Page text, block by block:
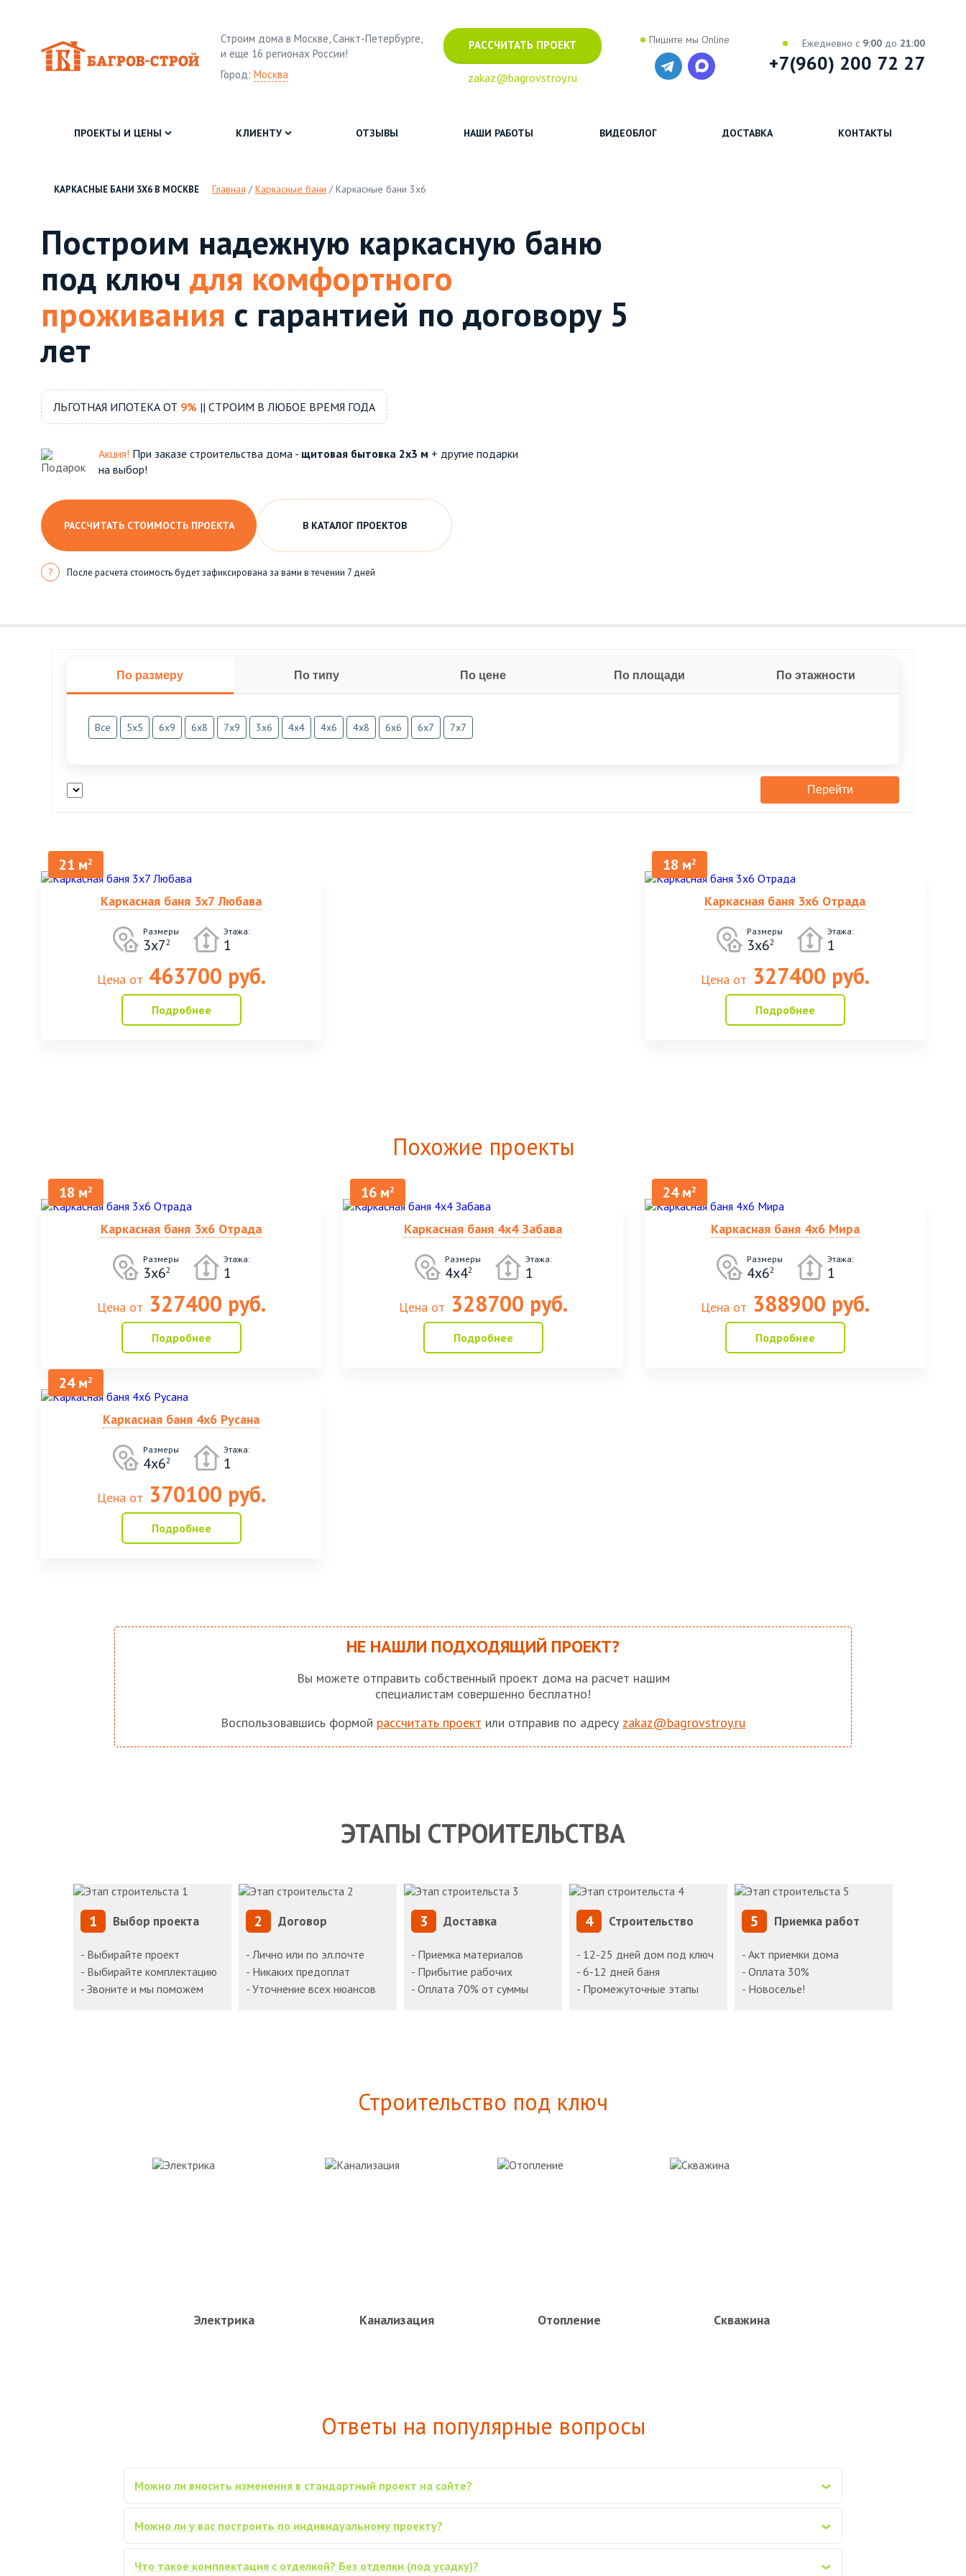
Строим дома в Москве, Санкт-Петербурге,
и еще 16 регионах России!
Город: Москва
РАССЧИТАТЬ ПРОЕКТ
zakaz@bagrovstroy.ru
Пишите мы Online Ежедневно с 9:00 до 21:00
+7(960) 200 72 27
ПРОЕКТЫ И ЦЕНЫ КЛИЕНТУ ОТЗЫВЫ НАШИ РАБОТЫ ВИДЕОБЛОГ ДОСТАВКА КОНТАКТЫ
КАРКАСНЫЕ БАНИ 3Х6 В МОСКВЕ Главная /Каркасные бани /Каркасные бани 3х6
Построим надежную каркасную баню
под ключ для комфортного
проживания с гарантией по договору 5
лет
ЛЬГОТНАЯ ИПОТЕКА ОТ 9% || СТРОИМ В ЛЮБОЕ ВРЕМЯ ГОДА
Акция! При заказе строительства дома - щитовая бытовка 2х3 м + другие подарки
на выбор!
РАССЧИТАТЬ СТОИМОСТЬ ПРОЕКТА В КАТАЛОГ ПРОЕКТОВ
? После расчета стоимость будет зафиксирована за вами в течении 7 дней
По размеру По типу По цене По площади По этажности
Все 5х5 6х9 6х8 7х9 3х6 4х4 4х6 4х8 6х6 6х7 7х7
Перейти
21 м2
Каркасная баня 3х7 Любава
Размеры
3х72
Этажа:
1
Цена от 463700 руб.
Подробнее
18 м2
Каркасная баня 3х6 Отрада
Размеры
3х62
Этажа:
1
Цена от 327400 руб.
Подробнее
Похожие проекты
18 м2
Каркасная баня 3х6 Отрада
Размеры
3х62
Этажа:
1
Цена от 327400 руб.
Подробнее
16 м2
Каркасная баня 4х4 Забава
Размеры
4х42
Этажа:
1
Цена от 328700 руб.
Подробнее
24 м2
Каркасная баня 4х6 Мира
Размеры
4х62
Этажа:
1
Цена от 388900 руб.
Подробнее
24 м2
Каркасная баня 4х6 Русана
Размеры
4х62
Этажа:
1
Цена от 370100 руб.
Подробнее
НЕ НАШЛИ ПОДХОДЯЩИЙ ПРОЕКТ?
Вы можете отправить собственный проект дома на расчет нашим
специалистам совершенно бесплатно!
Воспользовавшись формой рассчитать проект или отправив по адресу zakaz@bagrovstroy.ru
ЭТАПЫ СТРОИТЕЛЬСТВА
1 Выбор проекта
- Выбирайте проект
- Выбирайте комплектацию
- Звоните и мы поможем
2 Договор
- Лично или по эл.почте
- Никаких предоплат
- Уточнение всех нюансов
3 Доставка
- Приемка материалов
- Прибытие рабочих
- Оплата 70% от суммы
4 Строительство
- 12-25 дней дом под ключ
- 6-12 дней баня
- Промежуточные этапы
5 Приемка работ
- Акт приемки дома
- Оплата 30%
- Новоселье!
Строительство под ключ
Электрика Канализация Отопление Скважина
Ответы на популярные вопросы
‹
Можно ли вносить изменения в стандартный проект на сайте?
‹
Можно ли у вас построить по индивидуальному проекту?
‹
Что такое комплектация с отделкой? Без отделки (под усадку)?